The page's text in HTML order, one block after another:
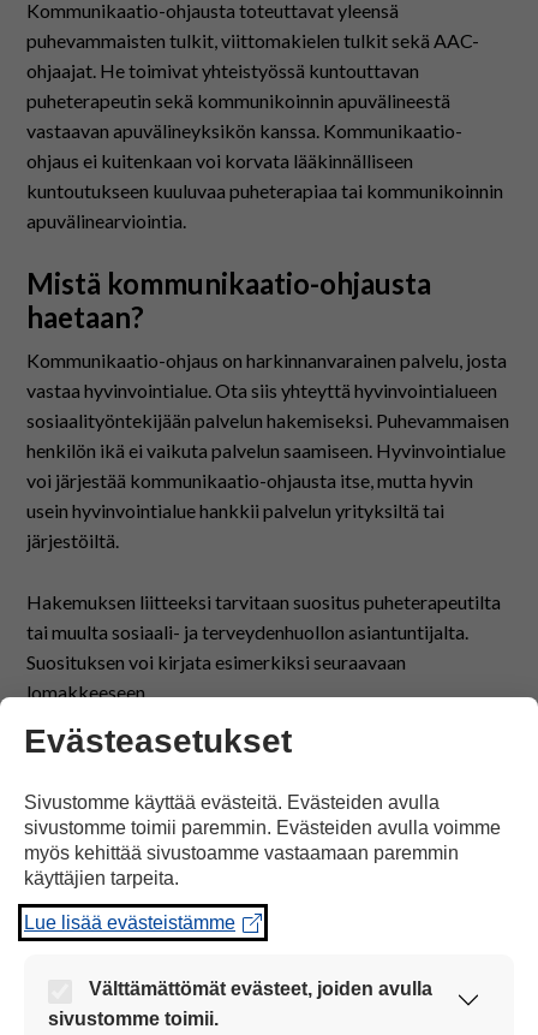
Kommunikaatio-ohjausta toteuttavat yleensä
puhevammaisten tulkit, viittomakielen tulkit sekä AAC-
ohjaajat. He toimivat yhteistyössä kuntouttavan
puheterapeutin sekä kommunikoinnin apuvälineestä
vastaavan apuvälineyksikön kanssa. Kommunikaatio-
ohjaus ei kuitenkaan voi korvata lääkinnälliseen
kuntoutukseen kuuluvaa puheterapiaa tai kommunikoinnin
apuvälinearviointia.
Mistä kommunikaatio-ohjausta
haetaan?
Kommunikaatio-ohjaus on harkinnanvarainen palvelu, josta
vastaa hyvinvointialue. Ota siis yhteyttä hyvinvointialueen
sosiaalityöntekijään palvelun hakemiseksi. Puhevammaisen
henkilön ikä ei vaikuta palvelun saamiseen. Hyvinvointialue
voi järjestää kommunikaatio-ohjausta itse, mutta hyvin
usein hyvinvointialue hankkii palvelun yrityksiltä tai
järjestöiltä.
Hakemuksen liitteeksi tarvitaan suositus puheterapeutilta
tai muulta sosiaali- ja terveydenhuollon asiantuntijalta.
Suosituksen voi kirjata esimerkiksi seuraavaan
lomakkeeseen.
Lataa suositus kommunikaatio-ohjauksesta /
Lisätietoa
Viittomakielen opetus ja puhetta tukevien ja korvaavien
kommunikaatiokeinojen käytön ohjaus
Valmennus vammaispalveluissa)
Kommunikaatio-ohjauksen arkea
Evästeasetukset
Sivustomme käyttää evästeitä. Evästeiden avulla
sivustomme toimii paremmin. Evästeiden avulla voimme
myös kehittää sivustoamme vastaamaan paremmin
käyttäjien tarpeita.
Lue lisää evästeistämme
Välttämättömät evästeet, joiden avulla
sivustomme toimii.